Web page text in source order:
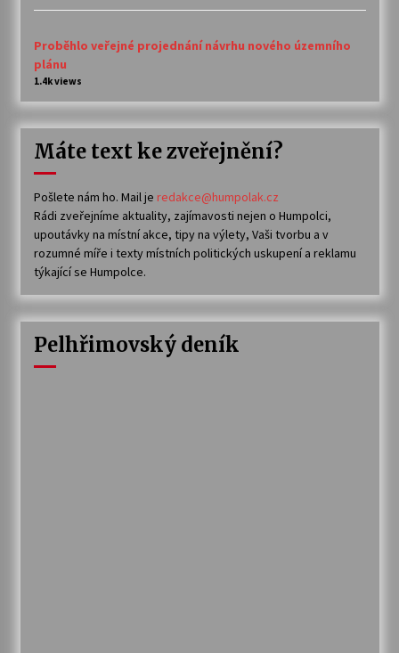
Proběhlo veřejné projednání návrhu nového územního
plánu
1.4k views
Máte text ke zveřejnění?
Pošlete nám ho. Mail je redakce@humpolak.cz
Rádi zveřejníme aktuality, zajímavosti nejen o Humpolci,
upoutávky na místní akce, tipy na výlety, Vaši tvorbu a v
rozumné míře i texty místních politických uskupení a reklamu
týkající se Humpolce.
Pelhřimovský deník